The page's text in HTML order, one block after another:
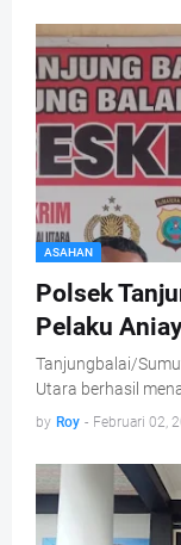
ASAHAN
Polsek
Pelaku
Tanjungbalai/
Utara berhasil
by Roy - Februari 02,